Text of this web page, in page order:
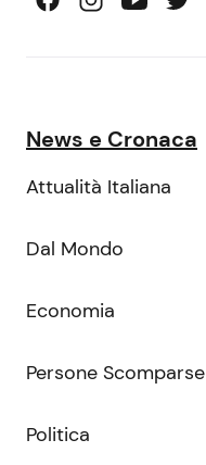
News e Cronaca
Attualità Italiana
Dal Mondo
Economia
Persone Scomparse
Politica